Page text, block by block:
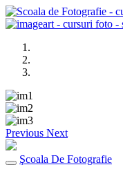
Previous Next
Şcoala De Fotografie